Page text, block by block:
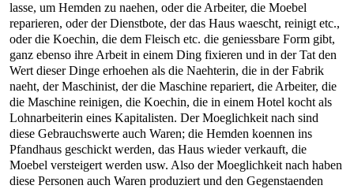
lasse, um Hemden zu naehen, oder die Arbeiter, die Moebel
reparieren, oder der Dienstbote, der das Haus waescht, reinigt etc.,
oder die Koechin, die dem Fleisch etc. die geniessbare Form gibt,
ganz ebenso ihre Arbeit in einem Ding fixieren und in der Tat den
Wert dieser Dinge erhoehen als die Naehterin, die in der Fabrik
naeht, der Maschinist, der die Maschine repariert, die Arbeiter, die
die Maschine reinigen, die Koechin, die in einem Hotel kocht als
Lohnarbeiterin eines Kapitalisten. Der Moeglichkeit nach sind
diese Gebrauchswerte auch Waren; die Hemden koennen ins
Pfandhaus geschickt werden, das Haus wieder verkauft, die
Moebel versteigert werden usw. Also der Moeglichkeit nach haben
diese Personen auch Waren produziert und den Gegenstaenden